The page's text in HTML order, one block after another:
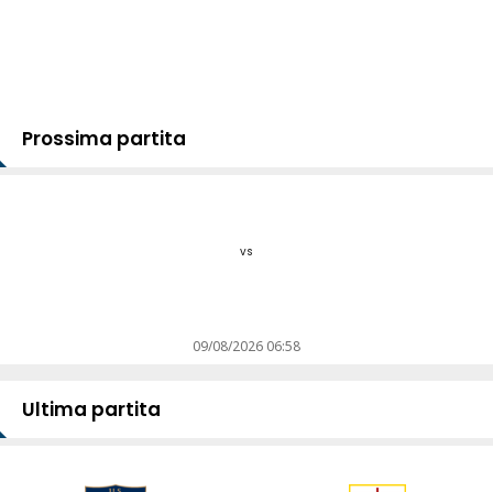
Prossima partita
vs
09/08/2026 06:58
Ultima partita